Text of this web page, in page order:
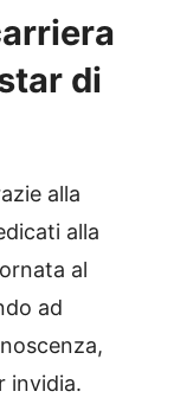
di
alla
alla
al
ad
invidia.